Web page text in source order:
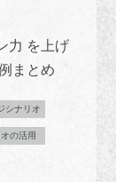
力 を上げ
まとめ
シナリオ
の活用